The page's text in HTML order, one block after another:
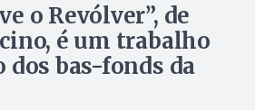
o Revólver”, de
é um trabalho
dos bas-fonds da